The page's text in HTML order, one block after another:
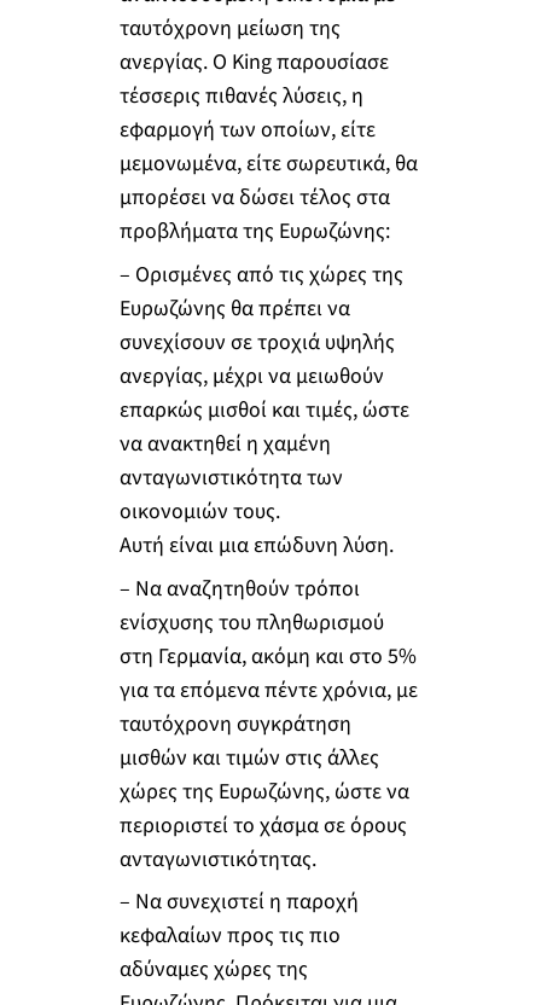
ταυτόχρονη μείωση της
ανεργίας. Ο King παρουσίασε
τέσσερις πιθανές λύσεις, η
εφαρμογή των οποίων, είτε
μεμονωμένα, είτε σωρευτικά, θα
μπορέσει να δώσει τέλος στα
προβλήματα της Ευρωζώνης:
– Ορισμένες από τις χώρες της
Ευρωζώνης θα πρέπει να
συνεχίσουν σε τροχιά υψηλής
ανεργίας, μέχρι να μειωθούν
επαρκώς μισθοί και τιμές, ώστε
να ανακτηθεί η χαμένη
ανταγωνιστικότητα των
οικονομιών τους.
Αυτή είναι μια επώδυνη λύση.
– Να αναζητηθούν τρόποι
ενίσχυσης του πληθωρισμού
στη Γερμανία, ακόμη και στο 5%
για τα επόμενα πέντε χρόνια, με
ταυτόχρονη συγκράτηση
μισθών και τιμών στις άλλες
χώρες της Ευρωζώνης, ώστε να
περιοριστεί το χάσμα σε όρους
ανταγωνιστικότητας.
– Να συνεχιστεί η παροχή
κεφαλαίων προς τις πιο
αδύναμες χώρες της